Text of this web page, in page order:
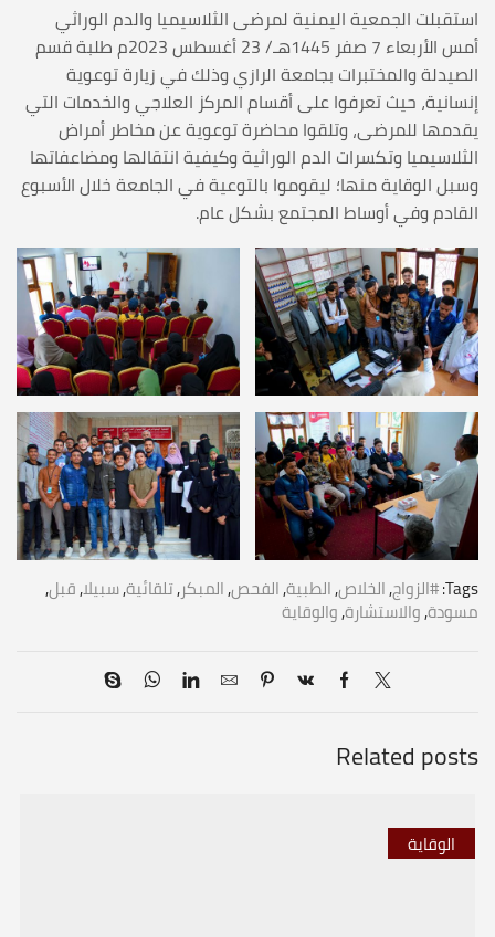
استقبلت الجمعية اليمنية لمرضى الثلاسيميا والدم الوراثي
أمس الأربعاء 7 صفر 1445هـ/ 23 أغسطس 2023م طلبة قسم
الصيدلة والمختبرات بجامعة الرازي وذلك في زيارة توعوية
إنسانية، حيث تعرفوا على أقسام المركز العلاجي والخدمات التي
يقدمها للمرضى، وتلقوا محاضرة توعوية عن مخاطر أمراض
الثلاسيميا وتكسرات الدم الوراثية وكيفية انتقالها ومضاعفاتها
وسبل الوقاية منها؛ ليقوموا بالتوعية في الجامعة خلال الأسبوع
القادم وفي أوساط المجتمع بشكل عام.
Tags: #الزواج,الخلاص,الطبية,الفحص,المبكر,تلقائية,سبيلا,قبل,
مسودة,والاستشارة,والوقاية
Related posts
الوقاية